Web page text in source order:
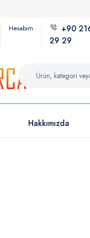
Hesabım
+90
29 29
Hakkımızda